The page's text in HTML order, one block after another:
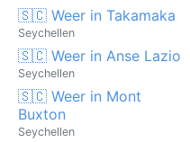
🇸🇨 Weer in Takamaka
Seychellen
🇸🇨 Weer in Anse Lazio
Seychellen
🇸🇨 Weer in Mont
Buxton
Seychellen